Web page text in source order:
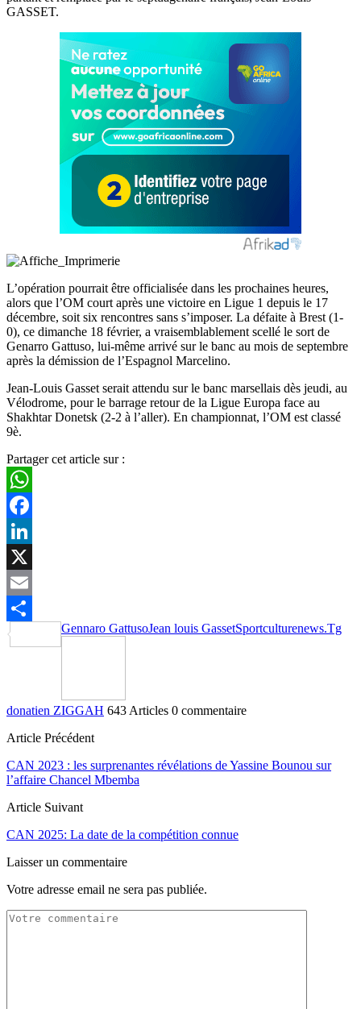
GASSET.
L’opération pourrait être officialisée dans les prochaines heures,
alors que l’OM court après une victoire en Ligue 1 depuis le 17
décembre, soit six rencontres sans s’imposer. La défaite à Brest (1-
0), ce dimanche 18 février, a vraisemblablement scellé le sort de
Genarro Gattuso, lui-même arrivé sur le banc au mois de septembre
après la démission de l’Espagnol Marcelino.
Jean-Louis Gasset serait attendu sur le banc marsellais dès jeudi, au
Vélodrome, pour le barrage retour de la Ligue Europa face au
Shakhtar Donetsk (2-2 à l’aller). En championnat, l’OM est classé
9è.
Partager cet article sur :
WhatsApp
Facebook
LinkedIn
X
Email
Partager
Gennaro GattusoJean louis GassetSportculturenews.Tg
donatien ZIGGAH 643 Articles 0 commentaire
Article Précédent
CAN 2023 : les surprenantes révélations de Yassine Bounou sur
l’affaire Chancel Mbemba
Article Suivant
CAN 2025: La date de la compétition connue
Laisser un commentaire
Votre adresse email ne sera pas publiée.